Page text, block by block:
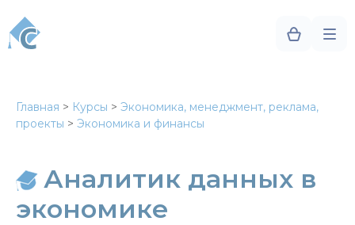
Главная > Курсы > Экономика, менеджмент, реклама,
проекты > Экономика и финансы
Аналитик данных в
экономике